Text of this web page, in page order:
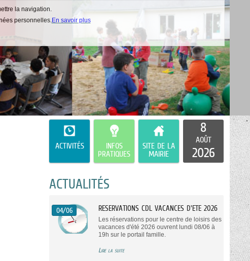
la navigation.
personnelles.En savoir plus
ACTIVITÉS
INFOS
PRATIQUES
SITE DE LA
MAIRIE
8
AOÛT
2026
ACTUALITÉS
04/06 RESERVATIONS CDL VACANCES D'ETE 2026
Les réservations pour le centre de loisirs des
vacances d'été 2026 ouvrent lundi 08/06 à
19h sur le portail famille.
Lire la suite